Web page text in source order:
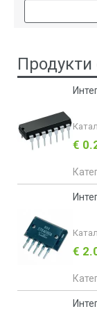
Продукти
€
€